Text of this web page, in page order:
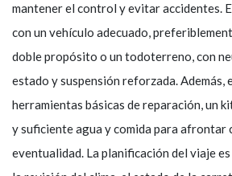
mantener el control y evitar accidentes.
con un vehículo adecuado,
doble propósito o un todoterreno, con
estado y suspensión reforzada. Además,
herramientas básicas de reparación, un
y suficiente agua y comida para afrontar
eventualidad. La planificación del viaje